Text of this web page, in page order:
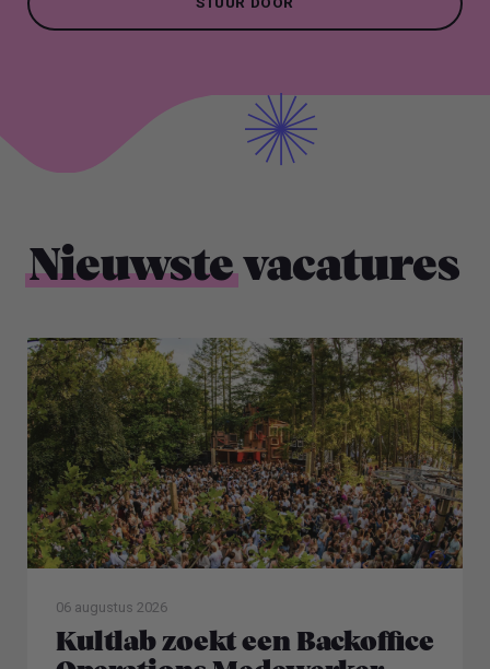
Nieuwstevacatures
06 augustus 2026
Kultlab zoekt een Backoffice